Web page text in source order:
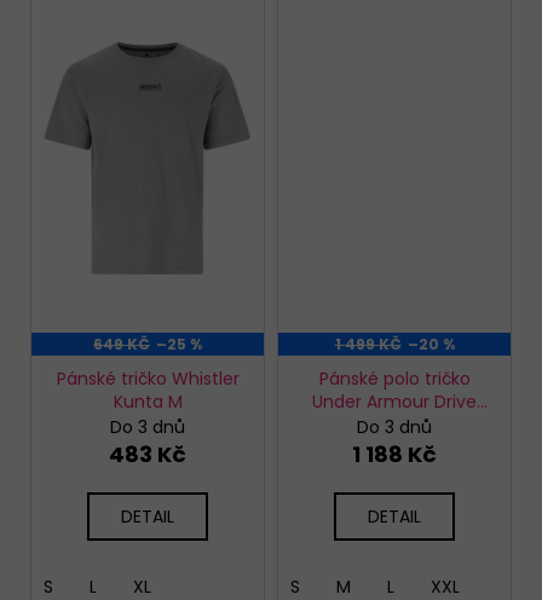
649 KČ –25 %
Pánské tričko Whistler
Kunta M
Do 3 dnů
483 Kč
DETAIL
S L XL
1 499 KČ –20 %
Pánské polo tričko
Under Armour Drive
Pique Polo
Do 3 dnů
1 188 Kč
DETAIL
S M L XXL